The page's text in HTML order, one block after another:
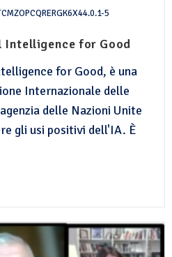
5
for Good
for Good, è una
Internazionale delle
delle Nazioni Unite
gli usi positivi dell'IA. È